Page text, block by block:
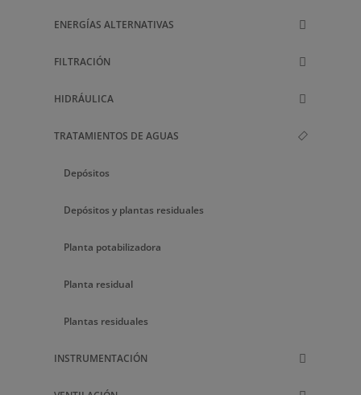
ENERGÍAS ALTERNATIVAS
FILTRACIÓN
HIDRÁULICA
TRATAMIENTOS DE AGUAS
Depósitos
Depósitos y plantas residuales
Planta potabilizadora
Planta residual
Plantas residuales
INSTRUMENTACIÓN